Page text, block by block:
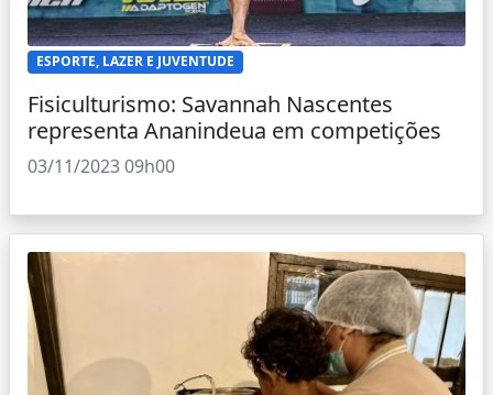
ESPORTE, LAZER E JUVENTUDE
Fisiculturismo: Savannah Nascentes
representa Ananindeua em competições
03/11/2023 09h00